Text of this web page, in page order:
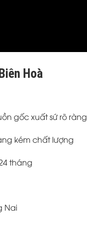
Hoà
gốc xuất sứ rõ ràng
kém chất lượng
tháng
Nai